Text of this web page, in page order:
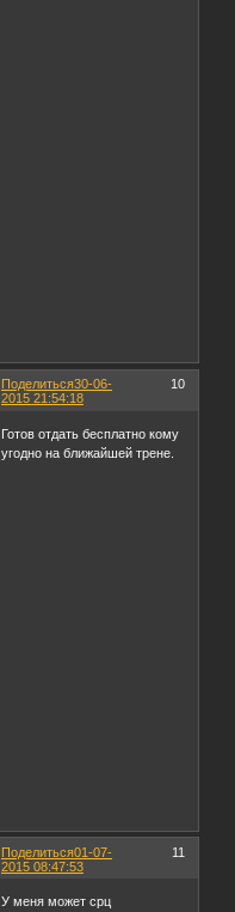
Поделиться 10
30-06-
2015 21:54:18
Готов отдать бесплатно кому
угодно на ближайшей трене.
Поделиться 11
01-07-
2015 08:47:53
У меня может срц